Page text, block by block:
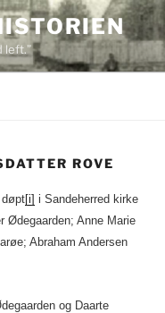
left.”
ROVE
[i] i Sandeherred kirke
Ødegaarden; Anne Marie
Abraham Andersen
og Daarte